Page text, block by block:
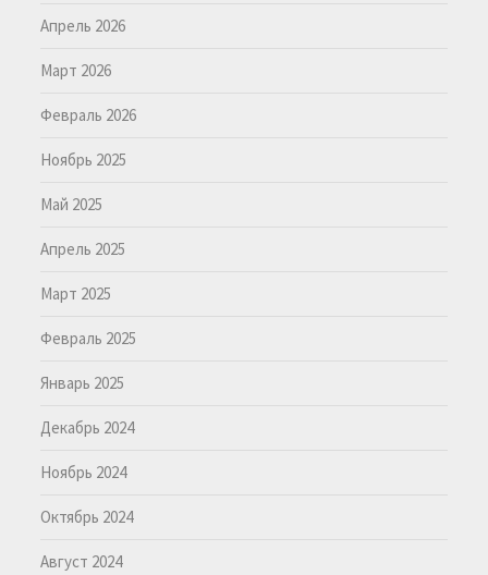
Апрель 2026
Март 2026
Февраль 2026
Ноябрь 2025
Май 2025
Апрель 2025
Март 2025
Февраль 2025
Январь 2025
Декабрь 2024
Ноябрь 2024
Октябрь 2024
Август 2024